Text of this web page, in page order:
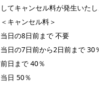
してキャンセル料が発生いたし
＜キャンセル料＞
当日の8日前まで 不要
当日の7日前から2日前まで 30
前日まで 40％
当日 50％